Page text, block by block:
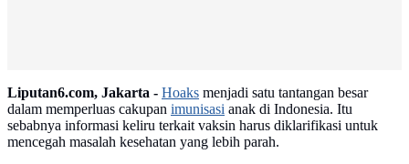
Liputan6.com, Jakarta - Hoaks menjadi satu tantangan besar
dalam memperluas cakupan imunisasi anak di Indonesia. Itu
sebabnya informasi keliru terkait vaksin harus diklarifikasi untuk
mencegah masalah kesehatan yang lebih parah.